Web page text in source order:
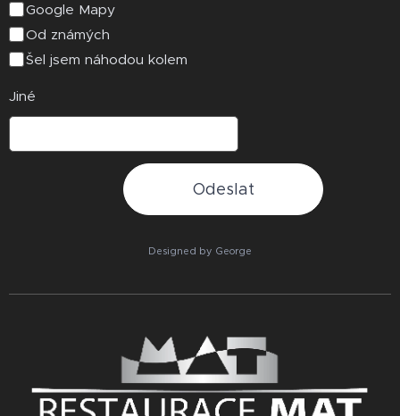
Google Mapy
Od známých
Šel jsem náhodou kolem
Jiné
Odeslat
Designed by George